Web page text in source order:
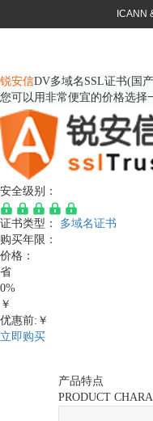
ICANN
锐安信DV多域名SSL证书(国
您可以用非常便宜的价格选择
安全级别：
证书类型：
多域名证书
购买年限：
价格：
省
0%
￥
优惠前:￥
立即购买
产品特点
PRODUCT